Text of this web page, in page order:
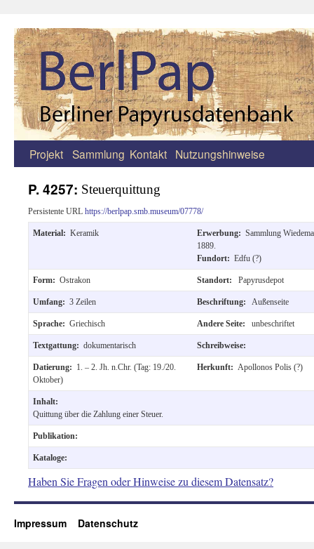
Zum
springen
Projekt Sammlung Kontakt Nutzungshinweise
P. 4257: Steuerquittung
Persistente URL https://berlpap.smb.museum/07778/
Material: Keramik Erwerbung: Sammlung
1889.
Fundort: Edfu (?)
Form: Ostrakon Standort: Papyrusdepot
Umfang: 3 Zeilen Beschriftung: Außenseite
Sprache: Griechisch Andere Seite: unbeschriftet
Textgattung: dokumentarisch Schreibweise:
Datierung: 1. – 2. Jh. n.Chr. (Tag: 19./20.
Oktober)
Herkunft: Apollonos Polis (?)
Inhalt:
Quittung über die Zahlung einer Steuer.
Publikation:
Kataloge:
Haben Sie Fragen oder Hinweise zu diesem Datensatz?
Impressum Datenschutz